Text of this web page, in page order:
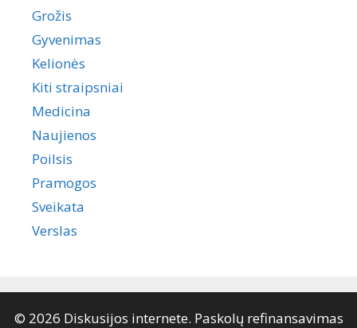
Grožis
Gyvenimas
Kelionės
Kiti straipsniai
Medicina
Naujienos
Poilsis
Pramogos
Sveikata
Verslas
© 2026 Diskusijos internete. Paskolų refinansavimas